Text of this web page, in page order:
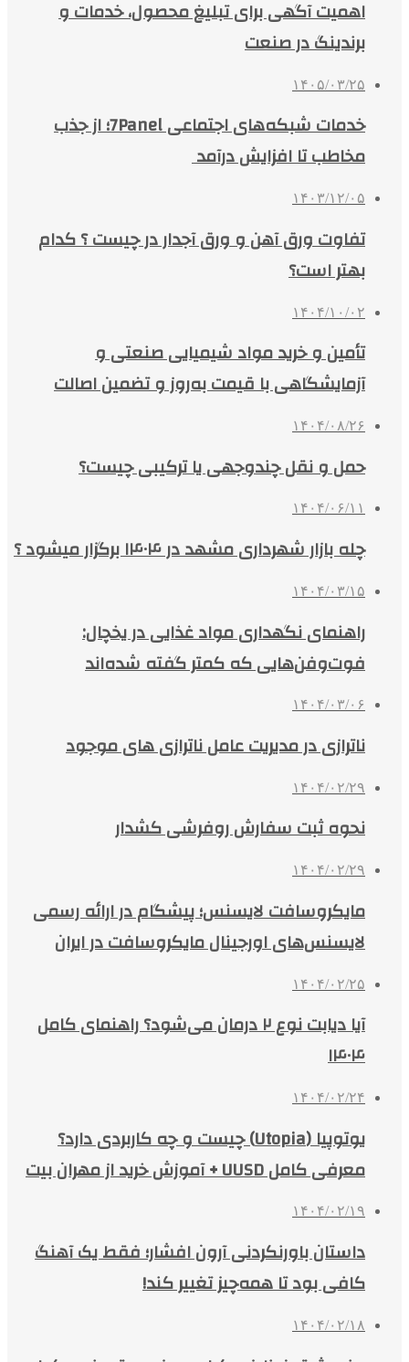
اهمیت آگهی برای تبلیغ محصول، خدمات و
برندینگ در صنعت
۱۴۰۵/۰۳/۲۵
خدمات شبکه‌های اجتماعی 7Panel؛ از جذب
مخاطب تا افزایش درآمد
۱۴۰۳/۱۲/۰۵
تفاوت ورق آهن و ورق آجدار در چیست ؟ کدام
بهتر است؟
۱۴۰۴/۱۰/۰۲
تأمین و خرید مواد شیمیایی صنعتی و
آزمایشگاهی با قیمت به‌روز و تضمین اصالت
۱۴۰۴/۰۸/۲۶
حمل و نقل چندوجهی یا ترکیبی چیست؟
۱۴۰۴/۰۶/۱۱
چله بازار شهرداری مشهد در ۱۴۰۴ برگزار میشود ؟
۱۴۰۴/۰۳/۱۵
راهنمای نگهداری مواد غذایی در یخچال:
فوت‌وفن‌هایی که کمتر گفته شده‌اند
۱۴۰۴/۰۳/۰۶
ناترازی در مدیریت عامل ناترازی های موجود
۱۴۰۴/۰۲/۲۹
نحوه ثبت سفارش روفرشی کشدار
۱۴۰۴/۰۲/۲۹
مایکروسافت لایسنس؛ پیشگام در ارائه رسمی
لایسنس‌های اورجینال مایکروسافت در ایران
۱۴۰۴/۰۲/۲۵
آیا دیابت نوع ۲ درمان می‌شود؟ راهنمای کامل
۱۴۰۴
۱۴۰۴/۰۲/۲۴
یوتوپیا (Utopia) چیست و چه کاربردی دارد؟
معرفی کامل UUSD + آموزش خرید از مهران بیت
۱۴۰۴/۰۲/۱۹
داستان باورنکردنی آرون افشار؛ فقط یک آهنگ
کافی بود تا همه‌چیز تغییر کند!
۱۴۰۴/۰۲/۱۸